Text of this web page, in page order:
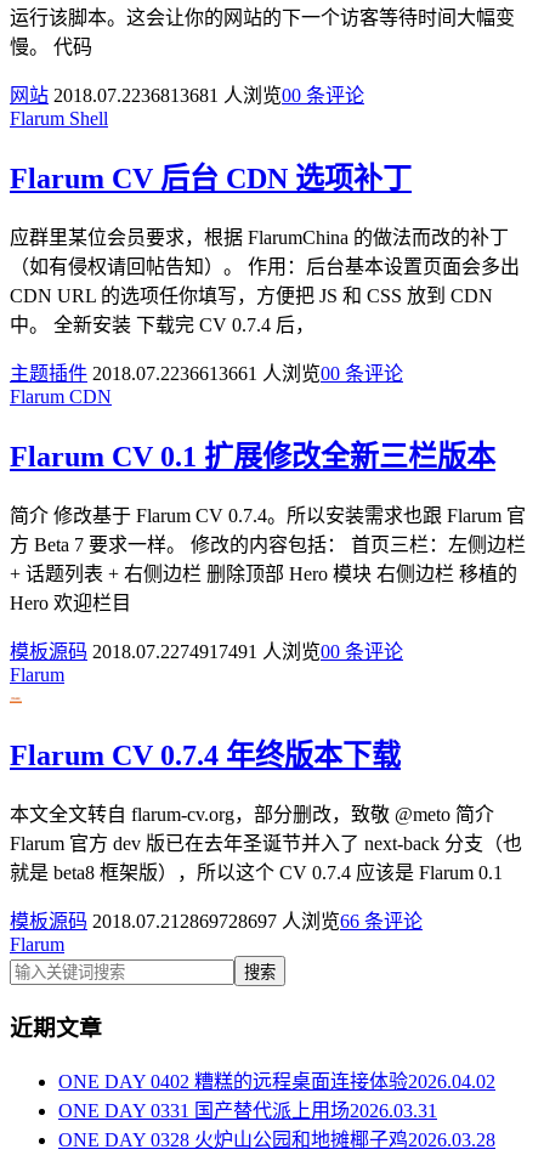
运行该脚本。这会让你的网站的下一个访客等待时间大幅变
慢。 代码
网站 2018.07.2236813681 人浏览00 条评论
Flarum Shell
Flarum CV 后台 CDN 选项补丁
应群里某位会员要求，根据 FlarumChina 的做法而改的补丁
（如有侵权请回帖告知）。 作用：后台基本设置页面会多出
CDN URL 的选项任你填写，方便把 JS 和 CSS 放到 CDN
中。 全新安装 下载完 CV 0.7.4 后，
主题插件 2018.07.2236613661 人浏览00 条评论
Flarum CDN
Flarum CV 0.1 扩展修改全新三栏版本
简介 修改基于 Flarum CV 0.7.4。所以安装需求也跟 Flarum 官
方 Beta 7 要求一样。 修改的内容包括： 首页三栏：左侧边栏
+ 话题列表 + 右侧边栏 删除顶部 Hero 模块 右侧边栏 移植的
Hero 欢迎栏目
模板源码 2018.07.227491 7491 人浏览00 条评论
Flarum
Flarum CV 0.7.4 年终版本下载
本文全文转自 flarum-cv.org，部分删改，致敬 @meto 简介
Flarum 官方 dev 版已在去年圣诞节并入了 next-back 分支（也
就是 beta8 框架版），所以这个 CV 0.7.4 应该是 Flarum 0.1
模板源码 2018.07.21 2869728697 人浏览66 条评论
Flarum
搜索
近期文章
ONE DAY 0402 糟糕的远程桌面连接体验2026.04.02
ONE DAY 0331 国产替代派上用场2026.03.31
ONE DAY 0328 火炉山公园和地摊椰子鸡2026.03.28